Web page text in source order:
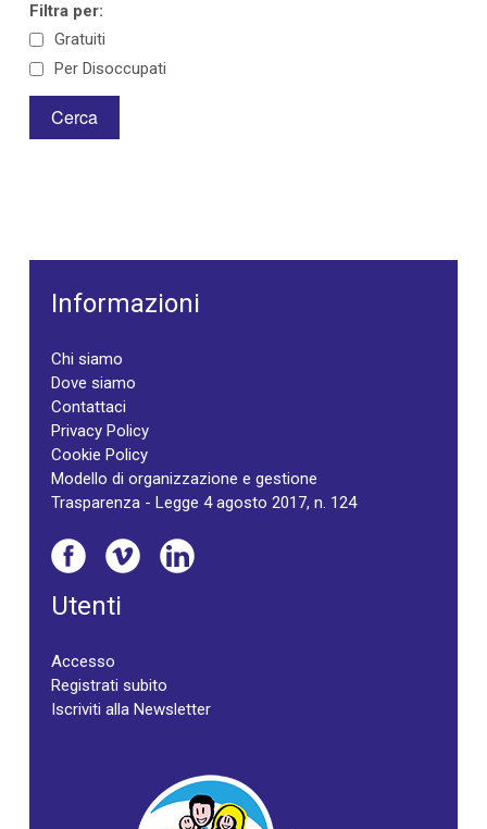
Filtra per:
Gratuiti
Per Disoccupati
Informazioni
Chi siamo
Dove siamo
Contattaci
Privacy Policy
Cookie Policy
Modello di organizzazione e gestione
Trasparenza - Legge 4 agosto 2017, n. 124
Utenti
Accesso
Registrati subito
Iscriviti alla Newsletter